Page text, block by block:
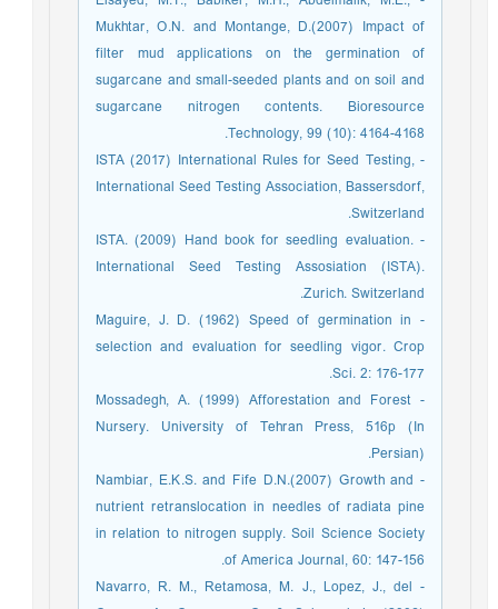
Mukhtar, O.N. and Montange, D.(2007) Impact of
filter mud applications on the germination of
sugarcane and small-seeded plants and on soil and
sugarcane nitrogen contents. Bioresource
Technology, 99 (10): 4164-4168.
- ISTA (2017) International Rules for Seed Testing,
International Seed Testing Association, Bassersdorf,
Switzerland.
- ISTA. (2009) Hand book for seedling evaluation.
International Seed Testing Assosiation (ISTA).
Zurich. Switzerland.
- Maguire, J. D. (1962) Speed of germination in
selection and evaluation for seedling vigor. Crop
Sci. 2: 176-177.
- Mossadegh, A. (1999) Afforestation and Forest
Nursery. University of Tehran Press, 516p (In
Persian).
- Nambiar, E.K.S. and Fife D.N.(2007) Growth and
nutrient retranslocation in needles of radiata pine
in relation to nitrogen supply. Soil Science Society
of America Journal, 60: 147-156.
- Navarro, R. M., Retamosa, M. J., Lopez, J., del